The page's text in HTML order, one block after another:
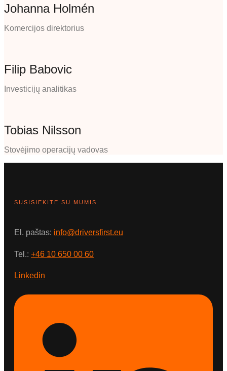
Johanna Holmén
Komercijos direktorius
Filip Babovic
Investicijų analitikas
Tobias Nilsson
Stovėjimo operacijų vadovas
SUSISIEKITE SU MUMIS
El. paštas: info@driversfirst.eu
Tel.: +46 10 650 00 60
Linkedin